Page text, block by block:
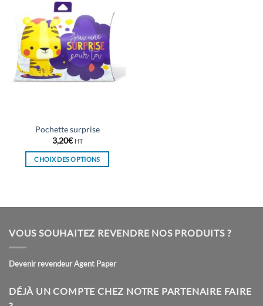
Pochette surprise
3,20€ HT
CHOIX DES OPTIONS
plusieurs
Les
peuvent
sur
VOUS SOUHAITEZ REVENDRE NOS PRODUITS ?
Devenir revendeur Agent Paper
DÉJÀ UN COMPTE CHEZ NOTRE PARTENAIRE FAIRE